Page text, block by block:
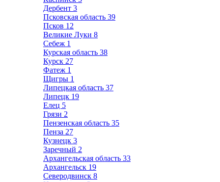
Дербент 3
Псковская область 39
Псков 12
Великие Луки 8
Себеж 1
Курская область 38
Курск 27
Фатеж 1
Щигры 1
Липецкая область 37
Липецк 19
Елец 5
Грязи 2
Пензенская область 35
Пенза 27
Кузнецк 3
Заречный 2
Архангельская область 33
Архангельск 19
Северодвинск 8